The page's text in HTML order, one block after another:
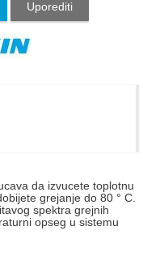
Uporediti
da izvucete toplotnu
grejanje do 80 ° C.
spektra grejnih
opseg u sistemu